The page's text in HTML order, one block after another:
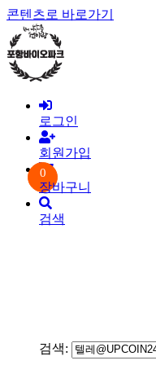
콘텐츠로 바로가기
로그인
회원가입
0
장바구니
검색
검색: